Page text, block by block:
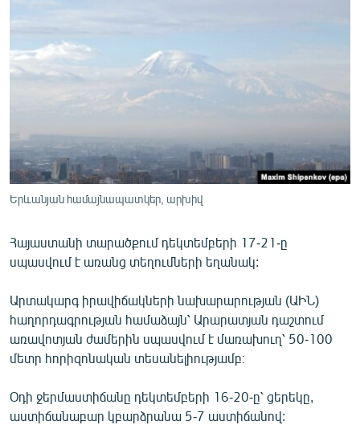
ՏԱՐԱԾԱՇՐՋԱՆ
ՄԻՋԱԶԳԱՅԻՆ
ՄՇԱԿՈՒՅԹ
ՄԵԿՆԱԲԱՆՈՒԹՅՈՒՆ
ՏՏ ԵՒ ԻՆՏԵՐՆԵՏ
ԿՈՐՈՆԱՎԻՐՈՒՍ
ՏԵՍԱՆՅՈՒԹԵՐ
ՁԳՏԵԼՈՎ ԼԱՎԱԳՈՒՅՆԻՆ
ՓՈԴՔԱՍԹ
English
Երևանյան համայնապատկեր, արխիվ
Հայաստանի տարածքում դեկտեմբերի 17-21-ը
սպասվում է առանց տեղումների եղանակ:
Արտակարգ իրավիճակների նախարարության (ԱԻՆ)
հաղորդագրության համաձայն՝ Արարատյան դաշտում
առավոտյան ժամերին սպասվում է մառախուղ՝ 50-100
մետր հորիզոնական տեսանելիությամբ։
Օդի ջերմաստիճանը դեկտեմբերի 16-20-ը՝ ցերեկը,
աստիճանաբար կբարձրանա 5-7 աստիճանով: